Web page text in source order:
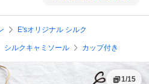
E'sオリジナル シルク
シルクキャミソール カップ付き
1/15